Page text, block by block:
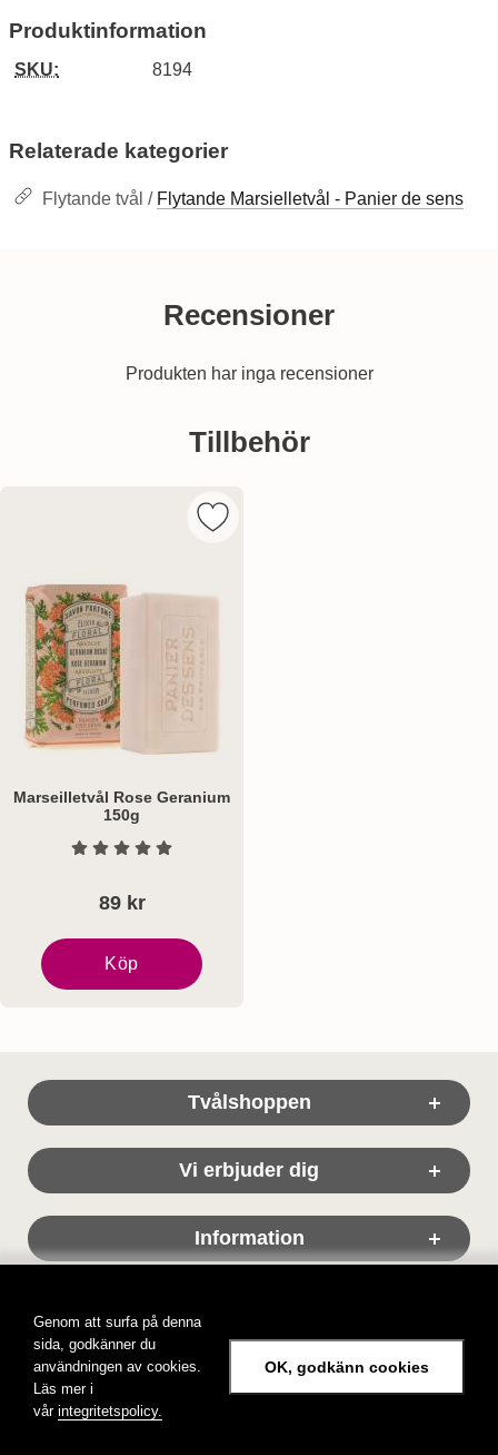
Genom att surfa på denna
sida, godkänner du
användningen av cookies.
Läs mer i
vår integritetspolicy.
OK, godkänn cookies
Produktinformation
SKU: 8194
Relaterade kategorier
Flytande tvål / Flytande Marsielletvål - Panier de sens
Recensioner
Produkten har inga recensioner
Tillbehör
Marseilletvål Rose Geranium
150g
Art. nr 8211 Betyg: 0 Stjärnor av 5
89 kr
Köp
Marseilletvål Rose Geranium 150g
Markera marseilletvål Rose
Sidfot Blandad info och länkar
Tvålshoppen
Vi erbjuder dig
Information
Tvålshoppen, tvål på nätet!